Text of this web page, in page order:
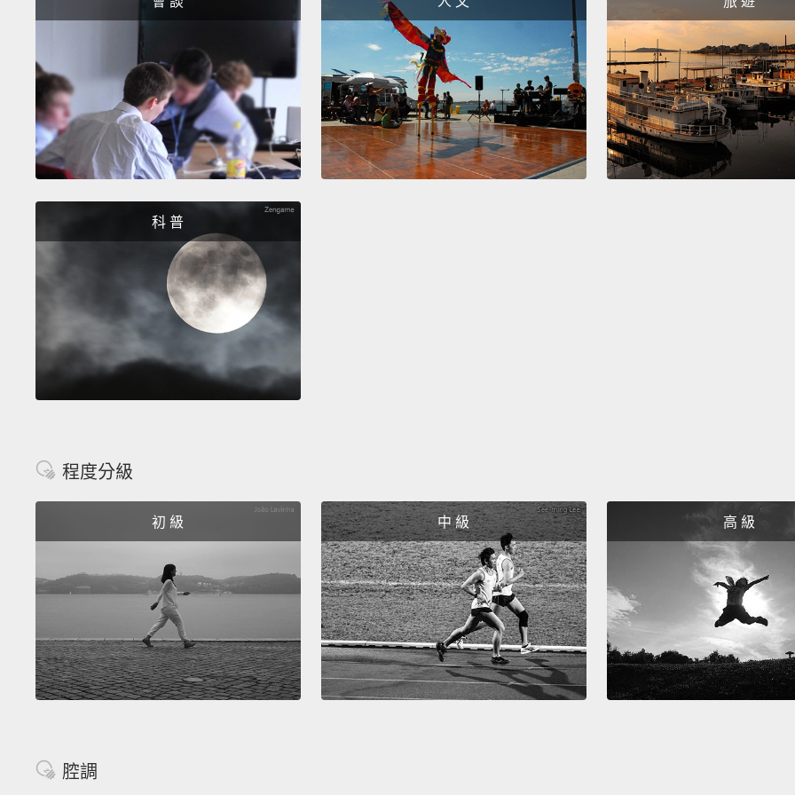
科 普
程度分級
初 級 中 級 高 級
腔調